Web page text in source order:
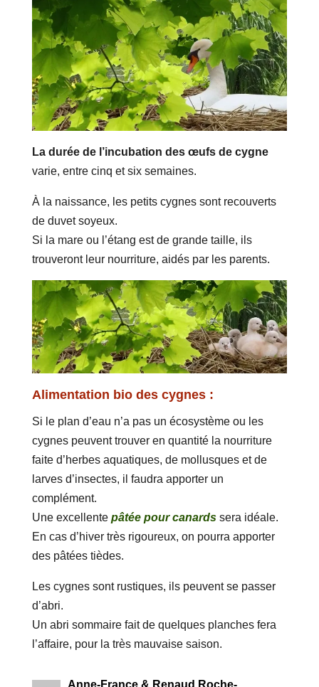
La durée de l’incubation des œufs de cygne
varie, entre cinq et six semaines.
À la naissance, les petits cygnes sont recouverts
de duvet soyeux.
Si la mare ou l’étang est de grande taille, ils
trouveront leur nourriture, aidés par les parents.
Alimentation bio des cygnes :
Si le plan d’eau n’a pas un écosystème ou les
cygnes peuvent trouver en quantité la nourriture
faite d’herbes aquatiques, de mollusques et de
larves d’insectes, il faudra apporter un
complément.
Une excellente pâtée pour canardssera idéale.
En cas d’hiver très rigoureux, on pourra apporter
des pâtées tièdes.
Les cygnes sont rustiques, ils peuvent se passer
d’abri.
Un abri sommaire fait de quelques planches fera
l’affaire, pour la très mauvaise saison.
Anne-France & Renaud Roche-